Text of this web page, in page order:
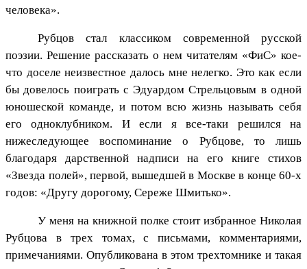
человека».
Рубцов стал классиком современной русской
поэзии. Решение рассказать о нем читателям «ФиС» кое-
что доселе неизвестное далось мне нелегко. Это как если
бы довелось поиграть с Эдуардом Стрельцовым в одной
юношеской команде, и потом всю жизнь называть себя
его одноклубником. И если я все-таки решился на
нижеследующее воспоминание о Рубцове, то лишь
благодаря дарственной надписи на его книге стихов
«Звезда полей», первой, вышедшей в Москве в конце 60-х
годов: «Другу дорогому, Сереже Шмитько».
У меня на книжной полке стоит избранное Николая
Рубцова в трех томах, с письмами, комментариями,
примечаниями. Опубликована в этом трехтомнике и такая